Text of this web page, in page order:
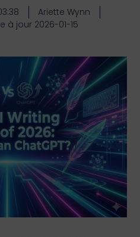
Ariette Wynn
à jour 2026-01-15